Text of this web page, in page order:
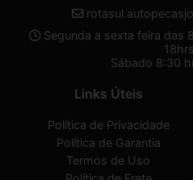
Segunda a sexta feira das
Sábado 8:30
Links Úteis
Política de Privacidade
Política de Garantia
Termos de Uso